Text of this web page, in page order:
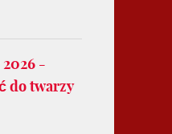
-
do twarzy